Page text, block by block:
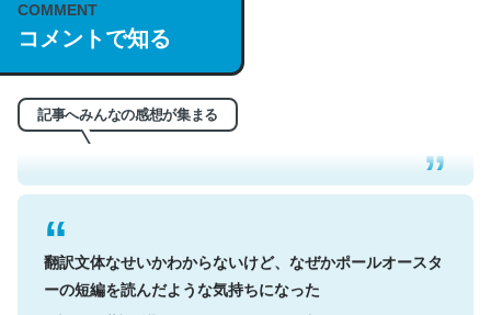
COMMENT
コメントで知る
記事へみんなの感想が集まる
これは名文。彼はとてもクレバーなんだろうなと凄く思
う。英語少しでも読める人は原文もお勧め。自分はこの流
れ好き。Let’s Fucking Go. Then Covid hit. Shit.
─今のこの状況が信じられるかい？ by ラーズ・ヌートバー
翻訳文体なせいかわからないけど、なぜかポールオースタ
ーの短編を読んだような気持ちになった